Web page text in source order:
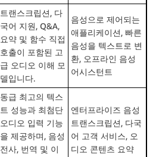
트랜스크립션, 다
국어 지원, Q&A,
요약 및 함수 직접
호출이 포함된 고
급 오디오 이해 모
델입니다.
음성으로 제어되는
애플리케이션, 빠른
음성을 텍스트로 변
환, 오프라인 음성
어시스턴트
동급 최고의 텍스
트 성능과 최첨단
오디오 입력 기능
을 제공하며, 음성
전사, 번역 및 이
엔터프라이즈 음성
트랜스크립션, 다국
어 고객 서비스, 오
디오 콘텐츠 요약